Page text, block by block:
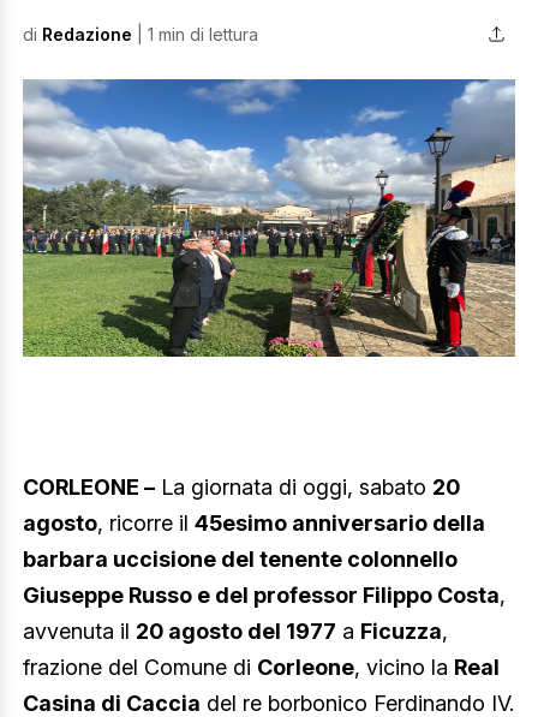
di Redazione | 1 min di lettura
CORLEONE – La giornata di oggi, sabato 20
agosto, ricorre il 45esimo anniversario della
barbara uccisione del tenente colonnello
Giuseppe Russo e del professor Filippo Costa,
avvenuta il 20 agosto del 1977 a Ficuzza,
frazione del Comune di Corleone, vicino la Real
Casina di Caccia del re borbonico Ferdinando IV.